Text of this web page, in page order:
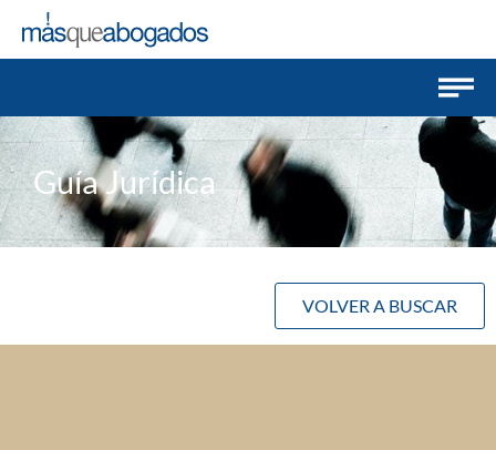
Guía Jurídica
VOLVER A BUSCAR